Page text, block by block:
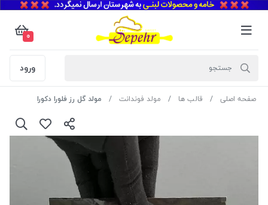
0
ورود
صفحه اصلی قالب ها مولد فوندانت مولد گل رز فلورا دکورا